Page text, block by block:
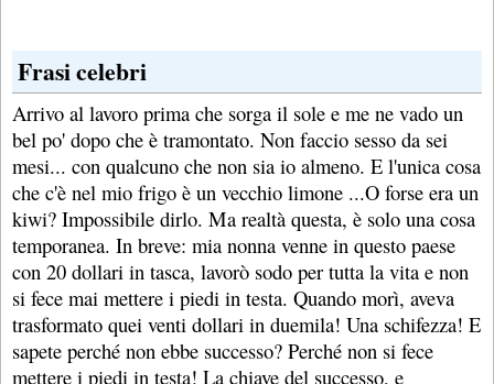
Frasi celebri
Arrivo al lavoro prima che sorga il sole e me ne vado un
bel po' dopo che è tramontato. Non faccio sesso da sei
mesi... con qualcuno che non sia io almeno. E l'unica cosa
che c'è nel mio frigo è un vecchio limone ...O forse era un
kiwi? Impossibile dirlo. Ma realtà questa, è solo una cosa
temporanea. In breve: mia nonna venne in questo paese
con 20 dollari in tasca, lavorò sodo per tutta la vita e non
si fece mai mettere i piedi in testa. Quando morì, aveva
trasformato quei venti dollari in duemila! Una schifezza! E
sapete perché non ebbe successo? Perché non si fece
mettere i piedi in testa! La chiave del successo, e